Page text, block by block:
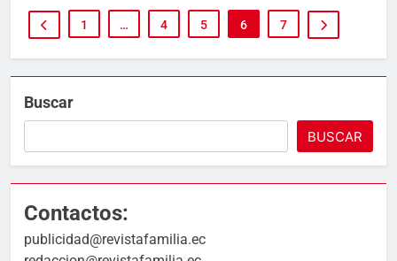
1 … 4 5 6 7
Buscar
BUSCAR
Contactos:
publicidad@revistafamilia.ec